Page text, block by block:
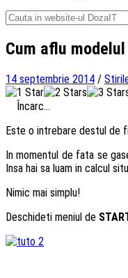
Caută
după:
Cum aflu
14 septembrie 2014 /
Încarc...
Este o intrebare destul de
In momentul de fata se
Insa hai sa luam in calcul
Nimic mai simplu!
Deschideti meniul de